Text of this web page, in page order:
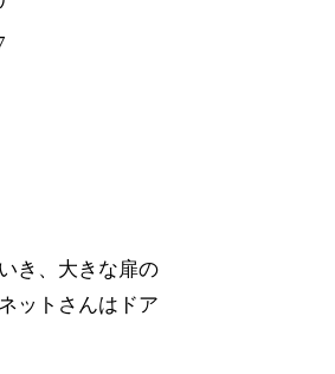
き、大きな扉の
ットさんはドア